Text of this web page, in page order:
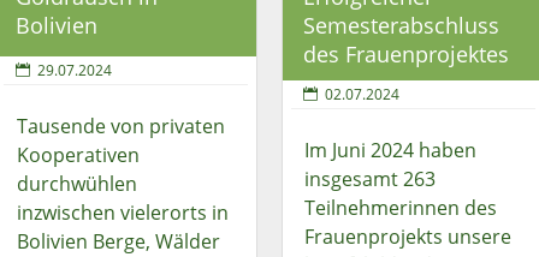
Bolivien
29.07.2024
Tausende von privaten
Kooperativen
durchwühlen
inzwischen vielerorts in
Bolivien Berge, Wälder
Semesterabschluss
des Frauenprojektes
02.07.2024
Im Juni 2024 haben
insgesamt 263
Teilnehmerinnen des
Frauenprojekts unsere